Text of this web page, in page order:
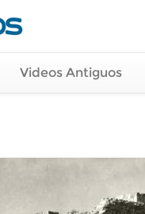
Videos Antiguos